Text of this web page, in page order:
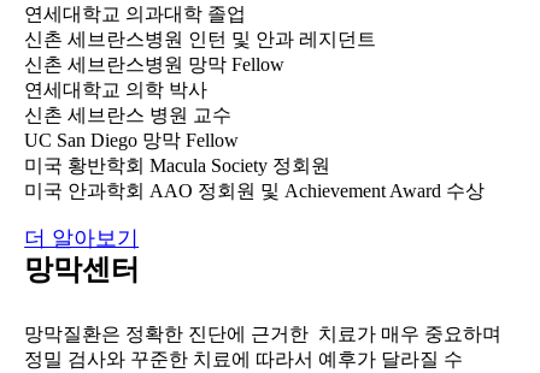
연세대학교 의과대학 졸업
신촌 세브란스병원 인턴 및 안과 레지던트
신촌 세브란스병원 망막 Fellow
연세대학교 의학 박사
신촌 세브란스 병원 교수
UC San Diego 망막 Fellow
미국 황반학회 Macula Society 정회원
미국 안과학회 AAO 정회원 및 Achievement Award 수상
더 알아보기
망막센터
망막질환은 정확한 진단에 근거한 치료가 매우 중요하며
정밀 검사와 꾸준한 치료에 따라서 예후가 달라질 수